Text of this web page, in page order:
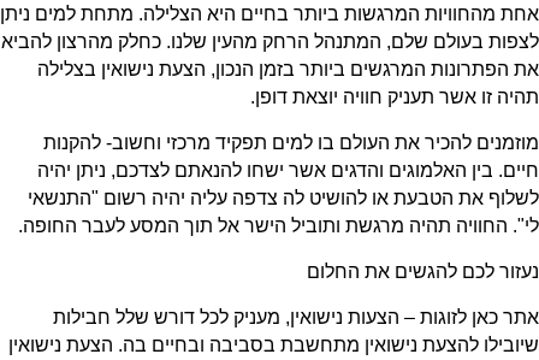
אחת מהחוויות המרגשות ביותר בחיים היא הצלילה. מתחת למים ניתן
לצפות בעולם שלם, המתנהל הרחק מהעין שלנו. כחלק מהרצון להביא
את הפתרונות המרגשים ביותר בזמן הנכון, הצעת נישואין בצלילה
תהיה זו אשר תעניק חוויה יוצאת דופן.
מוזמנים להכיר את העולם בו למים תפקיד מרכזי וחשוב- להקנות
חיים. בין האלמוגים והדגים אשר ישחו להנאתם לצדכם, ניתן יהיה
לשלוף את הטבעת או להושיט לה צדפה עליה יהיה רשום "התנשאי
לי". החוויה תהיה מרגשת ותוביל הישר אל תוך המסע לעבר החופה.
נעזור לכם להגשים את החלום
אתר כאן לזוגות – הצעות נישואין, מעניק לכל דורש שלל חבילות
שיובילו להצעת נישואין מתחשבת בסביבה ובחיים בה. הצעת נישואין